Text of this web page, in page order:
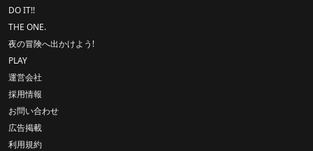
DO IT!!
THE ONE.
夜の冒険へ出かけよう!
PLAY
運営会社
採用情報
お問い合わせ
広告掲載
利用規約